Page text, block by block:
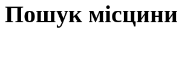
Пошук місцини